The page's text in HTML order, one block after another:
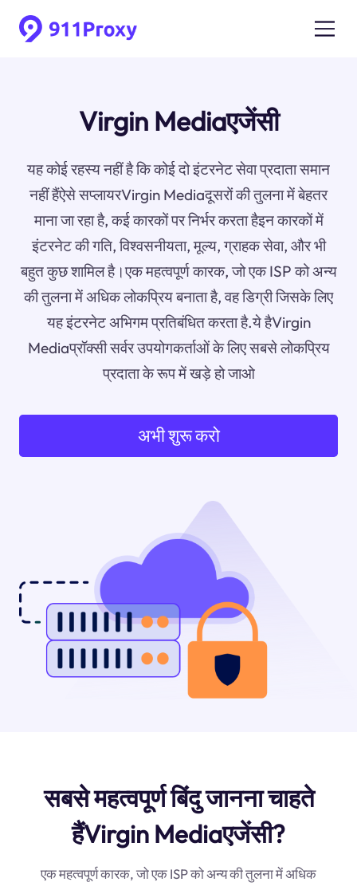
Virgin Mediaएजेंसी
यह कोई रहस्य नहीं है कि कोई दो इंटरनेट सेवा प्रदाता समान
नहीं हैंऐसे सप्लायरVirgin Mediaदूसरों की तुलना में बेहतर
माना जा रहा है, कई कारकों पर निर्भर करता हैइन कारकों में
इंटरनेट की गति, विश्वसनीयता, मूल्य, ग्राहक सेवा, और भी
बहुत कुछ शामिल है।एक महत्वपूर्ण कारक, जो एक ISP को अन्य
की तुलना में अधिक लोकप्रिय बनाता है, वह डिग्री जिसके लिए
यह इंटरनेट अभिगम प्रतिबंधित करता है.ये हैVirgin
Mediaप्रॉक्सी सर्वर उपयोगकर्ताओं के लिए सबसे लोकप्रिय
प्रदाता के रूप में खड़े हो जाओ
अभी शुरू करो
सबसे महत्वपूर्ण बिंदु जानना चाहते
हैंVirgin Mediaएजेंसी?
एक महत्वपूर्ण कारक, जो एक ISP को अन्य की तुलना में अधिक